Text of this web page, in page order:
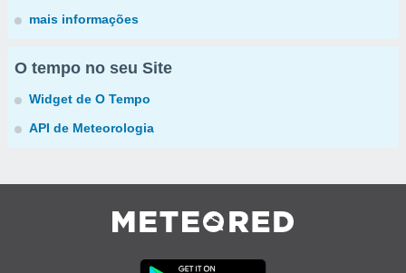
mais informações
O tempo no seu Site
Widget de O Tempo
API de Meteorologia